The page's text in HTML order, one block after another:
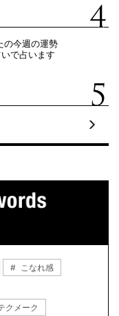
の今週の運勢
で占います
こなれ感
クメーク